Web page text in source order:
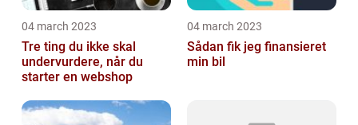
04 march 2023
Tre ting du ikke skal
undervurdere, når du
starter en webshop
04 march 2023
Sådan fik jeg finansieret
min bil